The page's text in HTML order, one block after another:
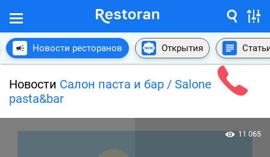
Новости ресторанов Открытия
Новости Салон паста и бар / Salone
pasta&bar
11 065